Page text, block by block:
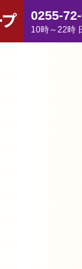
0255-
10時～22時